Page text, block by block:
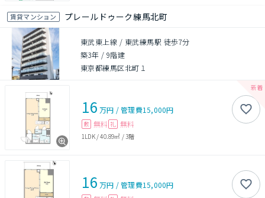
賃貸マンション プレールドゥーク練馬北町
東武東上線 / 東武練馬駅 徒歩7分
築3年 / 9階建
東京都練馬区北町１
16 万円 /管理費15,000円
敷 無料 礼 無料
1LDK/40.89㎡ /3階
16 万円 /管理費15,000円